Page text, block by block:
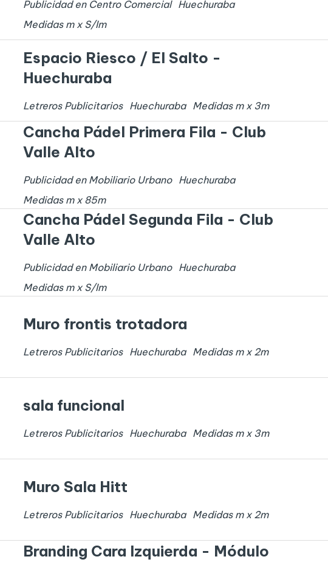
Publicidad en Centro Comercial Huechuraba
Medidas m x S/Im
Espacio Riesco / El Salto -
Huechuraba
Letreros Publicitarios Huechuraba Medidas m x 3m
Cancha Pádel Primera Fila - Club
Valle Alto
Publicidad en Mobiliario Urbano Huechuraba
Medidas m x 85m
Cancha Pádel Segunda Fila - Club
Valle Alto
Publicidad en Mobiliario Urbano Huechuraba
Medidas m x S/Im
Muro frontis trotadora
Letreros Publicitarios Huechuraba Medidas m x 2m
sala funcional
Letreros Publicitarios Huechuraba Medidas m x 3m
Muro Sala Hitt
Letreros Publicitarios Huechuraba Medidas m x 2m
Branding Cara Izquierda - Módulo